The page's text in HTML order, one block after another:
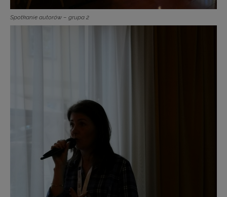
Spotkanie autorów – grupa 2